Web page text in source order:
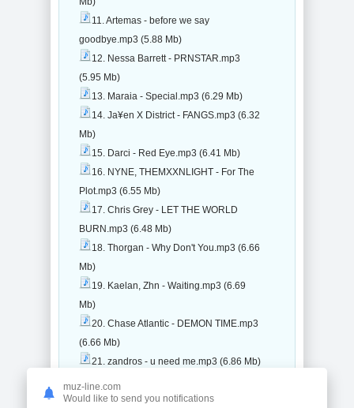
11. Artemas - before we say
goodbye.mp3 (5.88 Mb)
12. Nessa Barrett - PRNSTAR.mp3
(5.95 Mb)
13. Maraia - Special.mp3 (6.29 Mb)
14. Ja¥en X District - FANGS.mp3 (6.32
Mb)
15. Darci - Red Eye.mp3 (6.41 Mb)
16. NYNE, THEMXXNLIGHT - For The
Plot.mp3 (6.55 Mb)
17. Chris Grey - LET THE WORLD
BURN.mp3 (6.48 Mb)
18. Thorgan - Why Don't You.mp3 (6.66
Mb)
19. Kaelan, Zhn - Waiting.mp3 (6.69
Mb)
20. Chase Atlantic - DEMON TIME.mp3
(6.66 Mb)
21. zandros - u need me.mp3 (6.86 Mb)
23. Olivia O'Brien - hate u love u.mp3
muz-line.com
Would like to send you notifications